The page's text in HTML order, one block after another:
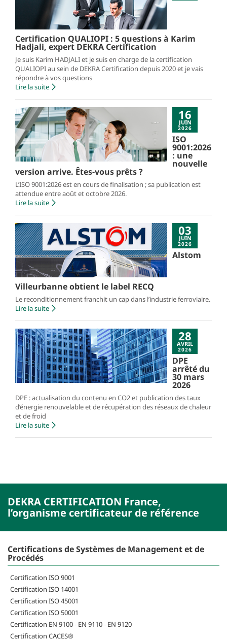
Certification QUALIOPI : 5 questions à Karim
Hadjali, expert DEKRA Certification
Je suis Karim HADJALI et je suis en charge de la certification
QUALIOPI au sein de DEKRA Certification depuis 2020 et je vais
répondre à vos questions
Lire la suite
16
JUIN
2026
ISO
9001:2026
: une
nouvelle
version arrive. Êtes-vous prêts ?
L’ISO 9001:2026 est en cours de finalisation ; sa publication est
attendue entre août et octobre 2026.
Lire la suite
03
JUIN
2026
Alstom
Villeurbanne obtient le label RECQ
Le reconditionnement franchit un cap dans l’industrie ferroviaire.
Lire la suite
28
AVRIL
2026
DPE
arrêté du
30 mars
2026
DPE : actualisation du contenu en CO2 et publication des taux
d’énergie renouvelable et de récupération des réseaux de chaleur
et de froid
Lire la suite
DEKRA CERTIFICATION France,
l’organisme certificateur de référence
Certifications de Systèmes de Management et de
Procédés
Certification ISO 9001
Certification ISO 14001
Certification ISO 45001
Certification ISO 50001
Certification EN 9100 - EN 9110 - EN 9120
Certification CACES®